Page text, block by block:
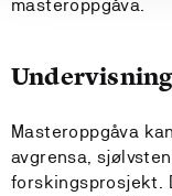
masteroppgåva.
Masteroppgåva
avgrensa,
forskingsprosjekt.